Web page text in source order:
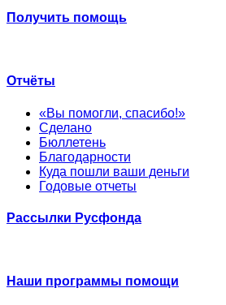
Получить помощь
Отчёты
«Вы помогли, спасибо!»
Сделано
Бюллетень
Благодарности
Куда пошли ваши деньги
Годовые отчеты
Рассылки Русфонда
Наши программы помощи